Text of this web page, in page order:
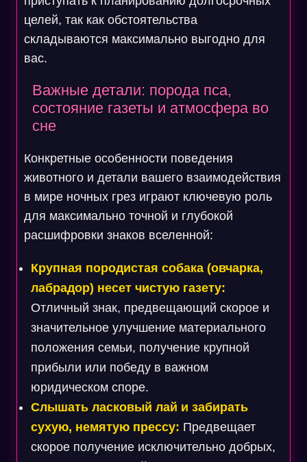
целей, так как обстоятельства
складываются максимально выгодно для
вас.
Важные детали: порода пса,
состояние газеты и атмосфера во
сне
Конкретные особенности поведения
животного и детали вашего взаимодействия
в мире ночных грез играют ключевую роль
для максимально точной и глубокой
расшифровки знаков вселенной:
Крупная породистая собака (овчарка,
лабрадор) несет чистую газету:
Отличный знак, предвещающий скорое и
значительное улучшение материального
положения семьи, получение крупной
прибыли или победу в важном
юридическом споре.
Слышать ласковый лай и забирать
сухую, немятую прессу: Предвещает
скорое получение исключительно добрых,